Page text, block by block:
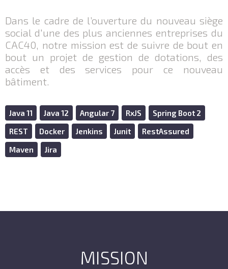
Dans le cadre de l’ouverture du nouveau siège
social d'une des plus anciennes entreprises du
CAC40, notre mission est de suivre de bout en
bout un projet de gestion de dotations, des
accès et des services pour ce nouveau
bâtiment.
Java 11 Java 12 Angular 7 RxJS
Spring Boot 2
REST
Docker Jenkins Junit
RestAssured
Maven
Jira
MISSION